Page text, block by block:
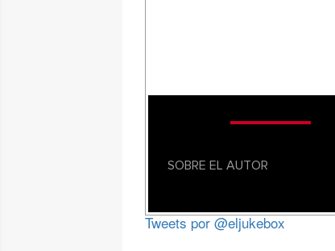
SOBRE EL AUTOR
Tweets por @eljukebox